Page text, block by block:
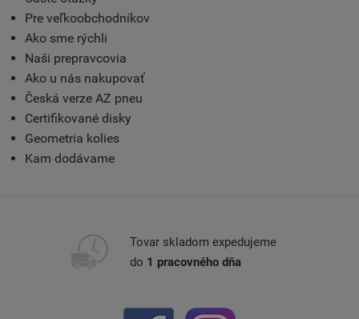
Pre veľkoobchodníkov
Ako sme rýchli
Naši prepravcovia
Ako u nás nakupovať
Česká verze AZ pneu
Certifikované disky
Geometria kolies
Kam dodávame
Tovar skladom expedujeme
do 1 pracovného dňa